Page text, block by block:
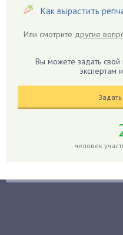
Гиацинт
Гиппеаструм
Годжи
Голубика
Как вырастить
Или смотрите другие
Вы можете задать
экспертам
человек